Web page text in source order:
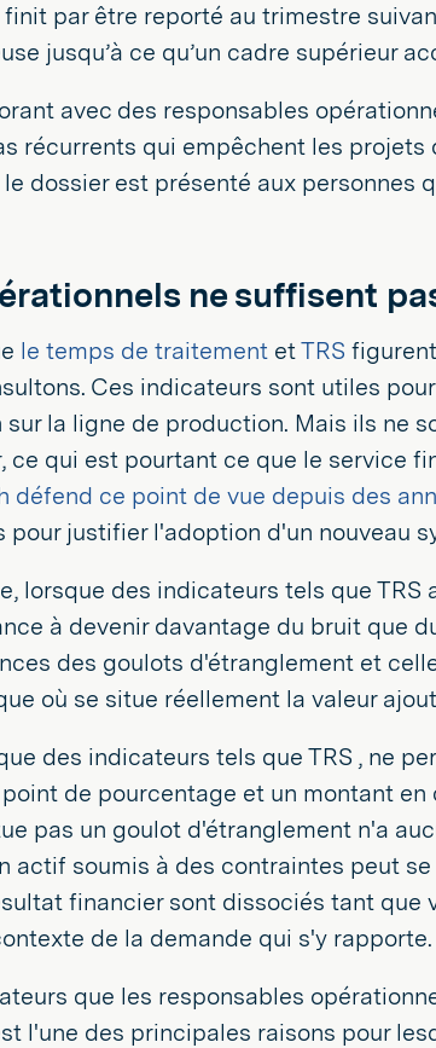
par être reporté au trimestre
jusqu’à ce qu’un cadre supérieur
avec des responsables
récurrents qui empêchent les projets
dossier est présenté aux personnes
ne suffisent
le temps de traitement etTRS
Ces indicateurs sont utiles
la ligne de production. Mais ils ne
qui est pourtant ce que le service
défend ce point de vue depuis des
pour justifier l'adoption d'un nouveau
lorsque des indicateurs tels que TRS
à devenir davantage du bruit que
des goulots d'étranglement et
où se situe réellement la valeur
des indicateurs tels que TRS , ne
de pourcentage et un montant en
pas un goulot d'étranglement n'a
actif soumis à des contraintes peut
financier sont dissociés tant que
de la demande qui s'y rapporte.
que les responsables
l'une des principales raisons pour